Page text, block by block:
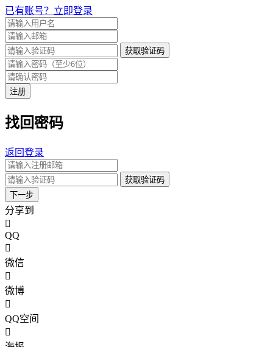
已有账号？立即登录
获取验证码
注册
找回密码
返回登录
获取验证码
下一步
分享到
QQ
微信
微博
QQ空间